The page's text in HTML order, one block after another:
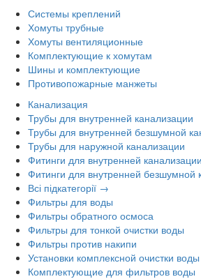
Системы креплений
Хомуты трубные
Хомуты вентиляционные
Комплектующие к хомутам
Шины и комплектующие
Противопожарные манжеты
Канализация
Трубы для внутренней канализации
Трубы для внутренней безшумной
Трубы для наружной канализации
Фитинги для внутренней канализации
Фитинги для внутренней безшумной
Всі підкатегорії →
Фильтры для воды
Фильтры обратного осмоса
Фильтры для тонкой очистки воды
Фильтры против накипи
Установки комплексной очистки воды
Комплектующие для фильтров воды